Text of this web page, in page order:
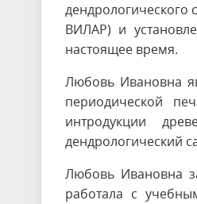
ВИЛАР) и
настоящее время.
Любовь Ивановна
периодической
интродукции
дендрологический
Любовь Ивановна
работала с